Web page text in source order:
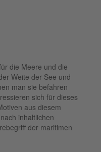
die Meere und die
Weite der See und
man sie befahren
sich für dieses
aus diesem
inhaltlichen
der maritimen